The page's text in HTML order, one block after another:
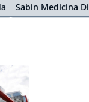
Sabin Medicina